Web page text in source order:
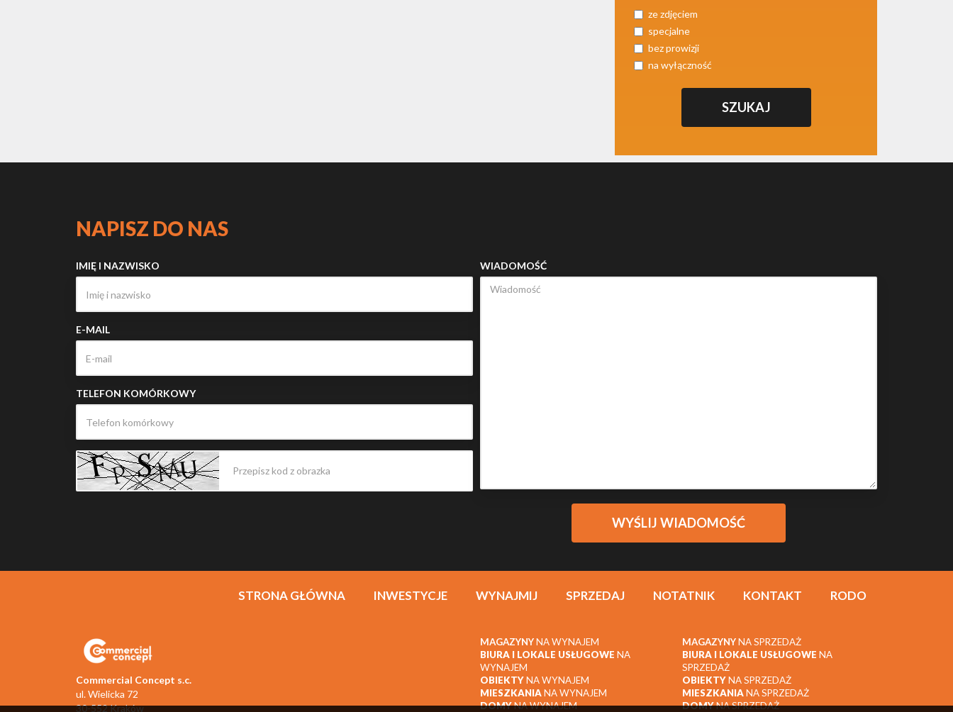
ze zdjęciem
specjalne
bez prowizji
na wyłączność
NAPISZ DO NAS
IMIĘ I NAZWISKO
E-MAIL
TELEFON KOMÓRKOWY
WIADOMOŚĆ
STRONA GŁÓWNA INWESTYCJE WYNAJMIJ SPRZEDAJ NOTATNIK KONTAKT RODO
Commercial Concept s.c.
ul. Wielicka 72
30-552 Kraków
MAGAZYNYNA WYNAJEM
BIURA I LOKALE USŁUGOWE NA
WYNAJEM
OBIEKTYNA WYNAJEM
MIESZKANIANA WYNAJEM
DOMYNA WYNAJEM
MAGAZYNYNA SPRZEDAŻ
BIURA I LOKALE USŁUGOWE NA
SPRZEDAŻ
OBIEKTYNA SPRZEDAŻ
MIESZKANIANA SPRZEDAŻ
DOMYNA SPRZEDAŻ